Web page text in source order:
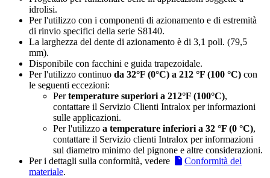
idrolisi.
Per l'utilizzo con i componenti di azionamento e di estremità
di rinvio specifici della serie S8140.
La larghezza del dente di azionamento è di 3,1 poll. (79,5
mm).
Disponibile con facchini e guida trapezoidale.
Per l'utilizzo continuo da 32°F (0°C) a 212 °F (100 °C) con
le seguenti eccezioni:
Pertemperature superiori a 212°F (100°C),
contattare il Servizio Clienti Intralox per informazioni
sulle applicazioni.
Per l'utilizzo a temperature inferiori a 32 °F (0 °C),
contattare il Servizio clienti Intralox per informazioni
sul diametro minimo del pignone e altre considerazioni.
Per i dettagli sulla conformità, vedere
Conformità del
materiale.